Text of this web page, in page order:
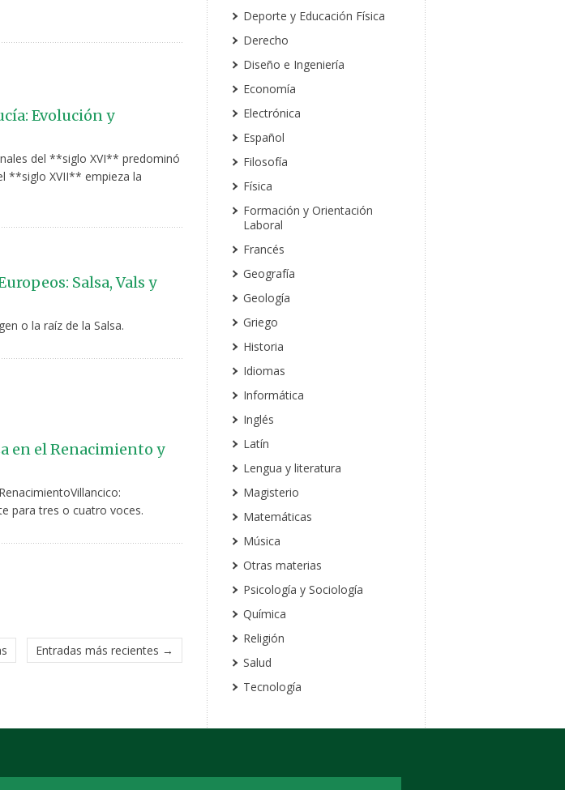
Evolución y
del **siglo XVI** predominó
**siglo XVII** empieza la
Salsa, Vals y
o la raíz de la Salsa.
en el Renacimiento y
para tres o cuatro voces.
Entradas más recientes →
Deporte y Educación Física
Derecho
Diseño e Ingeniería
Economía
Electrónica
Español
Filosofía
Física
Formación y Orientación
Laboral
Francés
Geografía
Geología
Griego
Historia
Idiomas
Informática
Inglés
Latín
Lengua y literatura
Magisterio
Matemáticas
Música
Otras materias
Psicología y Sociología
Química
Religión
Salud
Tecnología